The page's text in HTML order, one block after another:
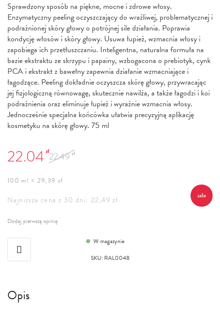
Sprawdzony sposób na piękne, mocne i zdrowe włosy.
Enzymatyczny peeling oczyszczający do wrażliwej, problematycznej i
podrażnionej skóry głowy o potrójnej sile działania. Poprawia
kondycję włosów i skóry głowy. Usuwa łupież, wzmacnia włosy i
zapobiega ich przetłuszczaniu. Inteligentna, naturalna formuła na
bazie ekstraktu ze skrzypu i papainy, wzbogacona o prebiotyk, cynk
PCA i ekstrakt z bawełny zapewnia działanie wzmacniające i
łagodzące. Peeling dokładnie oczyszcza skórę głowy, przywracając
jej fizjologiczną równowagę, skutecznie nawilża, a także łagodzi i koi
podrażnienia oraz eliminuje łupież i wyraźnie wzmacnia włosy.
Jednocześnie specjalna końcówka ułatwia precyzyjną aplikację
kosmetyku na skórę głowy. 75 ml
22.04 zł22.49 zł
100 ml = 29,39 zł
Najniższa cena z 30 dni: 22,49 zł sale
Dodaj pierwszą opinię
W magazynie
SKU: RAL0048
Opis